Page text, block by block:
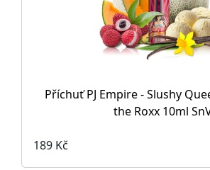
Příchuť PJ Empire - Slushy
the Roxx 10ml
189 Kč